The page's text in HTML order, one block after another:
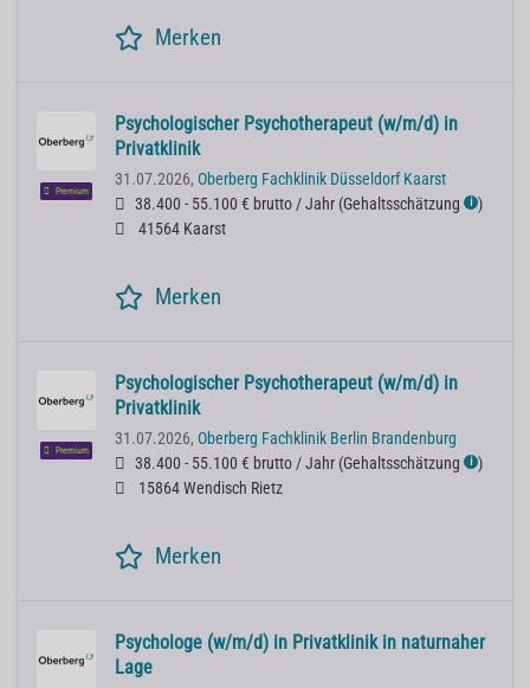
Merken
Premium
Psychologischer Psychotherapeut (w/m/d) in
Privatklinik
31.07.2026, Oberberg Fachklinik Düsseldorf Kaarst
38.400 - 55.100 € brutto / Jahr (Gehaltsschätzung ℹ )
41564 Kaarst
Merken
Premium
Psychologischer Psychotherapeut (w/m/d) in
Privatklinik
31.07.2026, Oberberg Fachklinik Berlin Brandenburg
38.400 - 55.100 € brutto / Jahr (Gehaltsschätzung ℹ )
15864 Wendisch Rietz
Merken
Psychologe (w/m/d) in Privatklinik in naturnaher
Lage